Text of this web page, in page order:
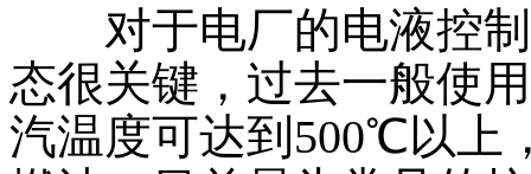
对于电厂的电液控制
态很关键，过去一般使
汽温度可达到500℃以上